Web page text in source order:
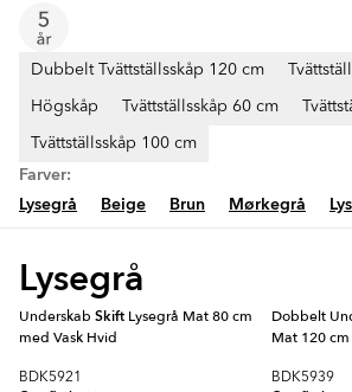
Dubbelt Tvättställsskåp 120 cm
Högskåp Tvättställsskåp 60 cm
Tvättställsskåp 100 cm
Farver:
Lysegrå
Beige Brun Mørkegrå
Lysegrå
Underskab Skift Lysegrå Mat 80 cm
med Vask Hvid
BDK5921
Dobbelt
Mat 120
BDK5939